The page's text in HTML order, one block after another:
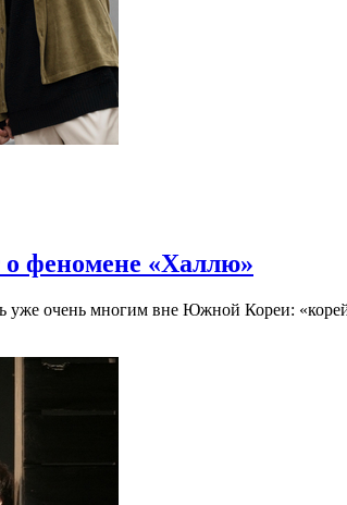
феномене «Халлю»
уже очень многим вне Южной Кореи: